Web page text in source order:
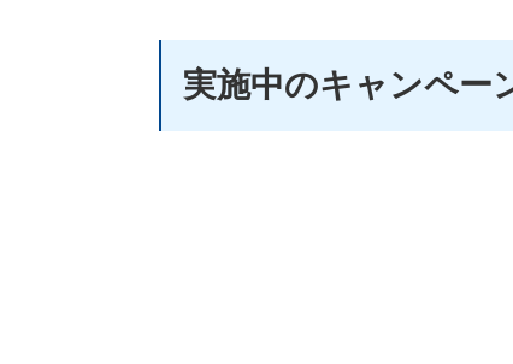
実施中のキャンペー